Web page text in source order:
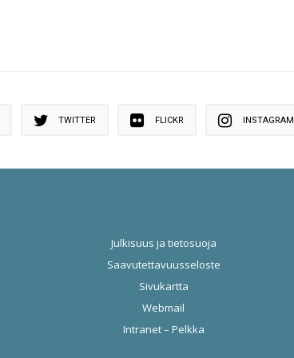
TWITTER FLICKR INSTAGRAM
Julkisuus ja tietosuoja
Saavutettavuusseloste
Sivukartta
Webmail
Intranet – Pelkka